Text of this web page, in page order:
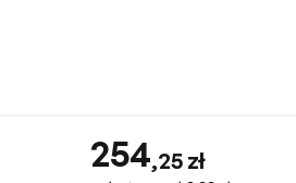
254,25 zł